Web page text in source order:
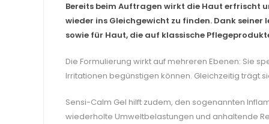
Bereits beim Auftragen wirkt die Haut erfrischt
wieder ins Gleichgewicht zu finden. Dank
sowie für Haut, die auf klassische
Die Formulierung wirkt auf mehreren Ebenen: Sie
Irritationen begünstigen können. Gleichzeitig trägt
Sensi-Calm Gel hilft zudem, den sogenannten
wiederholte Umweltbelastungen und anhaltende